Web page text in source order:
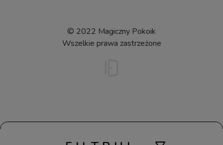
© 2022 Magiczny Pokoik
Wszelkie prawa zastrzeżone